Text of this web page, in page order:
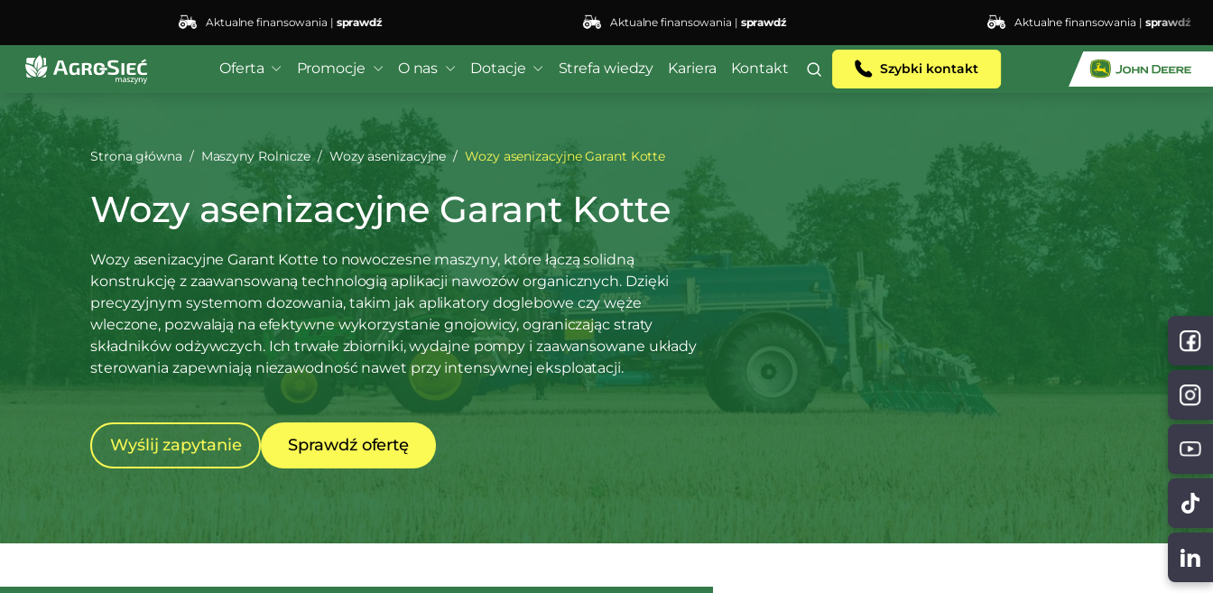
Aktualne finansowania |sprawdź Aktualne finansowania |sprawdź Aktualne finansowania |sprawdź
Oferta Promocje O nas Dotacje Strefa wiedzy Kariera Kontakt Szybki kontakt
Strona główna Maszyny Rolnicze Wozy asenizacyjne Wozy asenizacyjne Garant Kotte
Wozy asenizacyjne Garant Kotte
Wozy asenizacyjne Garant Kotte to nowoczesne maszyny, które łączą solidną
konstrukcję z zaawansowaną technologią aplikacji nawozów organicznych. Dzięki
precyzyjnym systemom dozowania, takim jak aplikatory doglebowe czy węże
wleczone, pozwalają na efektywne wykorzystanie gnojowicy, ograniczając straty
składników odżywczych. Ich trwałe zbiorniki, wydajne pompy i zaawansowane układy
sterowania zapewniają niezawodność nawet przy intensywnej eksploatacji.
Wyślij zapytanie Sprawdź ofertę